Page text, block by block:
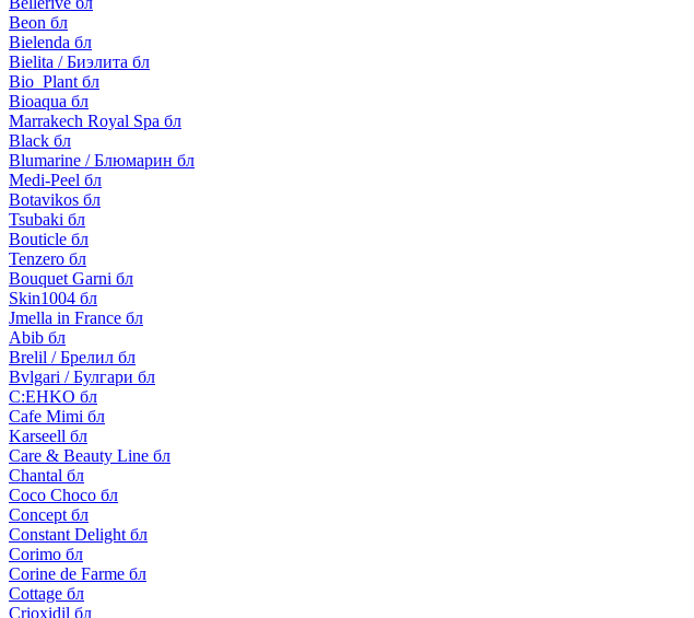
Beon бл
Bielenda бл
Bielita / Биэлита бл
Bio_Plant бл
Bioaqua бл
Marrakech Royal Spa бл
Black бл
Blumarine / Блюмарин бл
Medi-Peel бл
Botavikos бл
Tsubaki бл
Bouticle бл
Tenzero бл
Bouquet Garni бл
Skin1004 бл
Jmella in France бл
Abib бл
Brelil / Брелил бл
Bvlgari / Булгари бл
C:EHKO бл
Cafe Mimi бл
Karseell бл
Care & Beauty Line бл
Chantal бл
Coco Choco бл
Concept бл
Constant Delight бл
Corimo бл
Corine de Farme бл
Cottage бл
Crioxidil бл